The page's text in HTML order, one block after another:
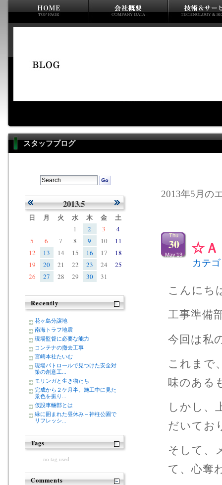
スタッフブログ
2013年5月の
☆Ａ
Thu
30
May’13
カテ
こんにち
工事準備
今回は私
これまで
味のある
しかし、
だいてお
そして、
て、心奪
2013.5
日 月 火 水 木 金 土
1 2 3
4
5
6 7 8 9 10
11
12
13 14 15 16 17
18
19
20 21 22 23 24
25
26
27 28 29 30 31
Recently
花ヶ島分譲地
南海トラフ地震
現場監督に必要な能力
コンテナの撤去工事
宮崎本社たいむ
現場パトロールで見つけた安全対
策の創意工...
モリンガと生き物たち
完成から２ケ月半。施工中に見た
景色を振り...
仮設車輛部とは
緑に囲まれた昼休み～神柱公園で
リフレッシ...
Tags
no tag used
Comments